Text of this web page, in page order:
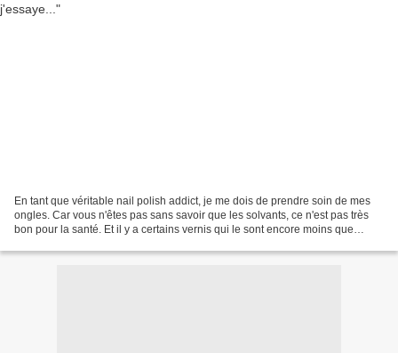
En tant que véritable nail polish addict, je me dois de prendre soin de mes
ongles. Car vous n'êtes pas sans savoir que les solvants, ce n'est pas très
bon pour la santé. Et il y a certains vernis qui le sont encore moins que